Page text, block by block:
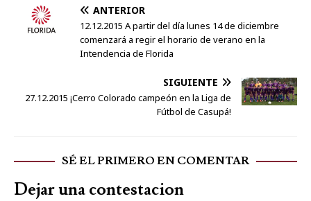
ANTERIOR
12.12.2015 A partir del día lunes 14 de diciembre
comenzará a regir el horario de verano en la
Intendencia de Florida
SIGUIENTE
27.12.2015 ¡Cerro Colorado campeón en la Liga de
Fútbol de Casupá!
SÉ EL PRIMERO EN COMENTAR
Dejar una contestacion